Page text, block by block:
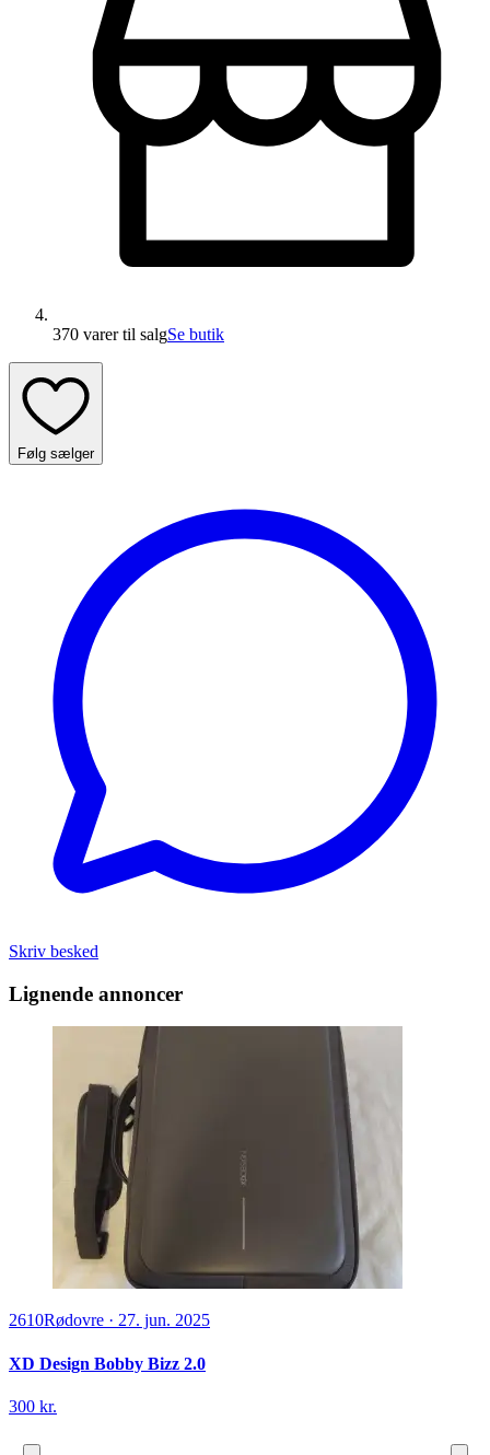
370 varertil salgSe butik
Følg sælger
Skriv besked
Lignende annoncer
2610Rødovre · 27. jun. 2025
XD Design Bobby Bizz 2.0
300 kr.